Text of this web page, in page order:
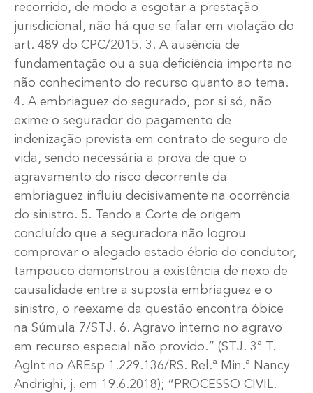
recorrido, de modo a esgotar a prestação
jurisdicional, não há que se falar em violação do
art. 489 do CPC/2015. 3. A ausência de
fundamentação ou a sua deficiência importa no
não conhecimento do recurso quanto ao tema.
4. A embriaguez do segurado, por si só, não
exime o segurador do pagamento de
indenização prevista em contrato de seguro de
vida, sendo necessária a prova de que o
agravamento do risco decorrente da
embriaguez influiu decisivamente na ocorrência
do sinistro. 5. Tendo a Corte de origem
concluído que a seguradora não logrou
comprovar o alegado estado ébrio do condutor,
tampouco demonstrou a existência de nexo de
causalidade entre a suposta embriaguez e o
sinistro, o reexame da questão encontra óbice
na Súmula 7/STJ. 6. Agravo interno no agravo
em recurso especial não provido.” (STJ. 3ª T.
AgInt no AREsp 1.229.136/RS. Rel.ª Min.ª Nancy
Andrighi, j. em 19.6.2018); “PROCESSO CIVIL.